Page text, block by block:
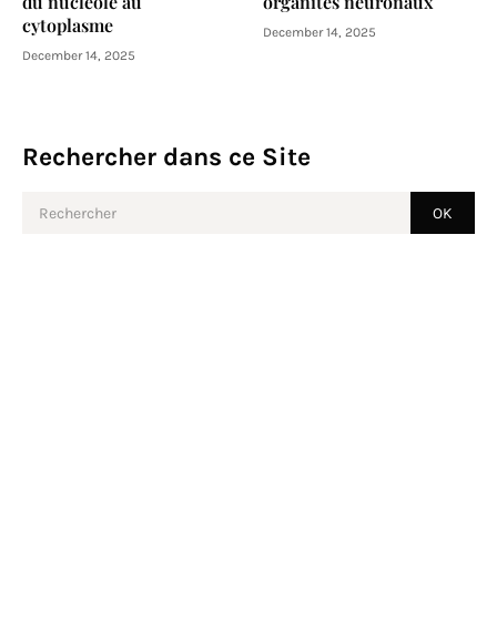
cytoplasme
December 14, 2025
December 14, 2025
Rechercher dans ce Site